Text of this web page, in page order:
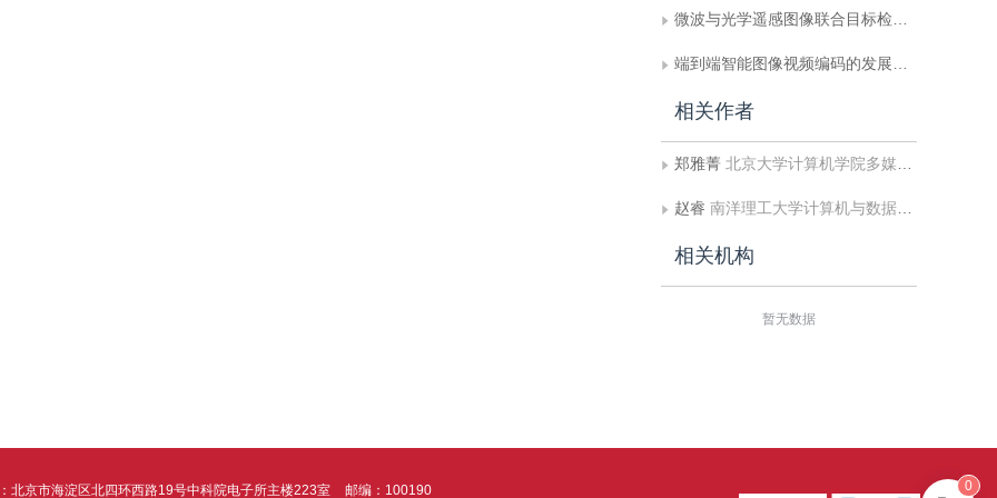
微波与光学遥感图像联合目标检测与识别技术研究进展
端到端智能图像视频编码的发展回顾与前沿展望
相关作者
郑雅菁 北京大学计算机学院多媒体信息处理全国重点实验室
赵睿 南洋理工大学计算机与数据科学学院
相关机构
暂无数据
北京市海淀区北四环西路19号中科院电子所主楼223室 邮编：100190 0